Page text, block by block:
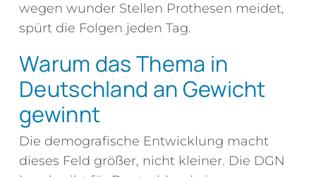
wegen wunder Stellen Prothesen meidet,
spürt die Folgen jeden Tag.
Warum das Thema in
Deutschland an Gewicht
gewinnt
Die demografische Entwicklung macht
dieses Feld größer, nicht kleiner. Die DGN